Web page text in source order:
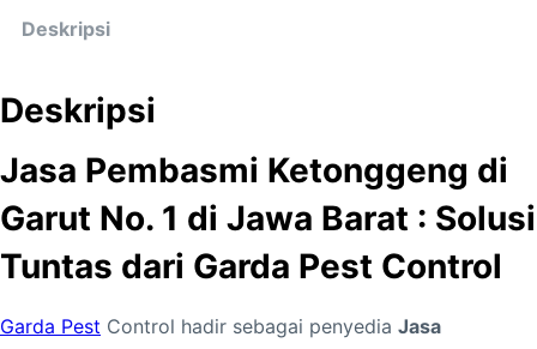
Deskripsi
Deskripsi
Jasa Pembasmi Ketonggeng di
Garut No. 1 di Jawa Barat : Solusi
Tuntas dari Garda Pest Control
Garda Pest Control hadir sebagai penyedia Jasa